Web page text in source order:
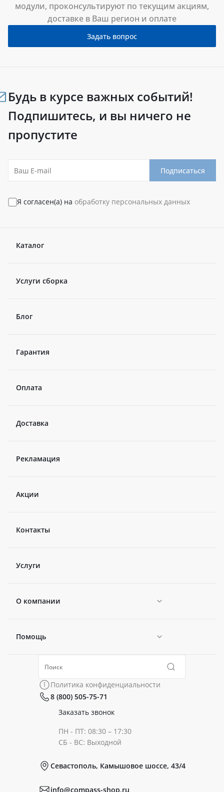
модули, проконсультируют по текущим акциям,
доставке в Ваш регион и оплате
Задать вопрос
Будь в курсе важных событий!
Подпишитесь, и вы ничего не
пропустите
Подписаться
Я согласен(а) на обработку персональных данных
Каталог
Услуги сборка
Блог
Гарантия
Оплата
Доставка
Рекламация
Акции
Контакты
Услуги
О компании
Новости
Политика конфиденциальности
Помощь
Коллекции
Политика конфиденциальности
8 (800) 505-75-71
Заказать звонок
ПН - ПТ: 08:30 – 17:30
СБ - ВС: Выходной
Севастополь, Камышовое шоссе, 43/4
info@compass-shop.ru